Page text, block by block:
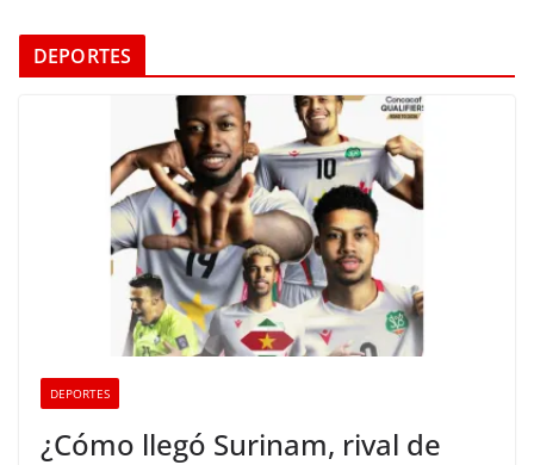
DEPORTES
DEPORTES
¿Cómo llegó Surinam, rival de